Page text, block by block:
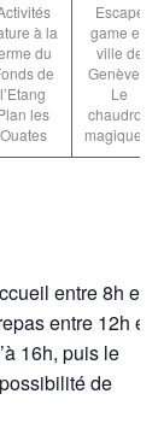
à la
du
de
l’Etang
les
Ouates
Escape
game en
ville de
Genève «
Le
chaudron
magique »
entre 8h et
entre 12h et
16h, puis le
de